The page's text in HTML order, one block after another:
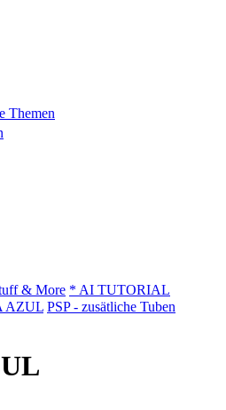
Themen
& More * AI TUTORIAL
AZUL PSP - zusätliche Tuben